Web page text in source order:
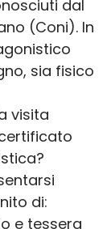
dal
(Coni). In
sia fisico
visita
di:
e tessera